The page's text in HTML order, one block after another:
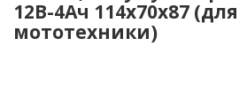
12B-4Ач 114х70х87 (для
мототехники)